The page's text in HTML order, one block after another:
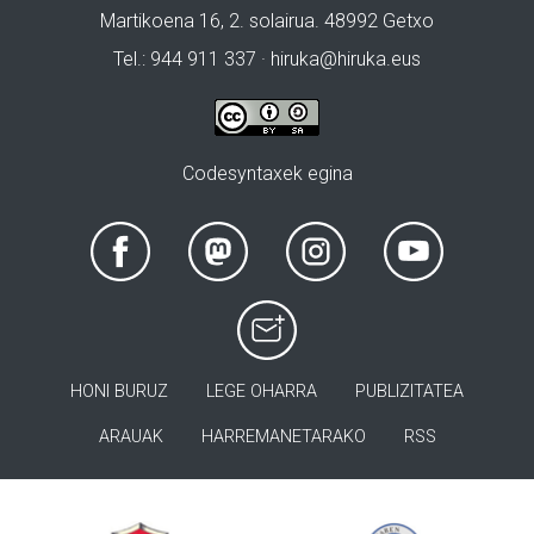
Martikoena 16, 2. solairua. 48992 Getxo
Tel.: 944 911 337 · hiruka@hiruka.eus
Codesyntaxek egina
HONI BURUZ LEGE OHARRA PUBLIZITATEA
ARAUAK HARREMANETARAKO RSS